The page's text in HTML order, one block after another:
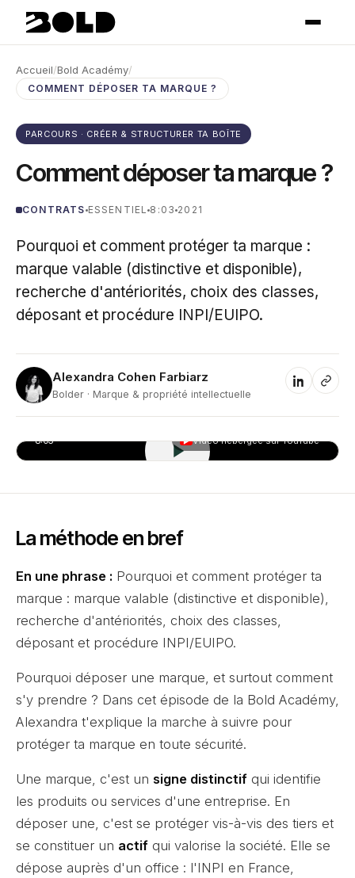
Accueil/Bold Académy/
COMMENT DÉPOSER TA MARQUE ?
PARCOURS · CRÉER & STRUCTURER TA BOÎTE
Comment déposer ta marque ?
CONTRATS ESSENTIEL 8:03 2021
Pourquoi et comment protéger ta marque :
marque valable (distinctive et disponible),
recherche d'antériorités, choix des classes,
déposant et procédure INPI/EUIPO.
AC
Alexandra Cohen Farbiarz
Bolder · Marque & propriété intellectuelle
8:03 ▶ Vidéo hébergée sur YouTube
La méthode en bref
En une phrase : Pourquoi et comment protéger ta
marque : marque valable (distinctive et disponible),
recherche d'antériorités, choix des classes,
déposant et procédure INPI/EUIPO.
Pourquoi déposer une marque, et surtout comment
s'y prendre ? Dans cet épisode de la Bold Académy,
Alexandra t'explique la marche à suivre pour
protéger ta marque en toute sécurité.
Une marque, c'est un signe distinctif qui identifie
les produits ou services d'une entreprise. En
déposer une, c'est se protéger vis-à-vis des tiers et
se constituer un actif qui valorise la société. Elle se
dépose auprès d'un office : l'INPI en France,